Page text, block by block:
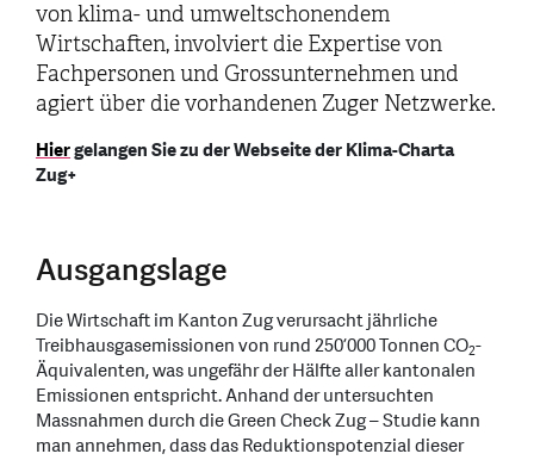
von klima- und umweltschonendem
Wirtschaften, involviert die Expertise von
Fachpersonen und Grossunternehmen und
agiert über die vorhandenen Zuger Netzwerke.
Hiergelangen Sie zu der Webseite der Klima-Charta
Zug+
Ausgangslage
Die Wirtschaft im Kanton Zug verursacht jährliche
Treibhausgasemissionen von rund 250’000 Tonnen CO2-
Äquivalenten, was ungefähr der Hälfte aller kantonalen
Emissionen entspricht. Anhand der untersuchten
Massnahmen durch die Green Check Zug – Studie kann
man annehmen, dass das Reduktionspotenzial dieser